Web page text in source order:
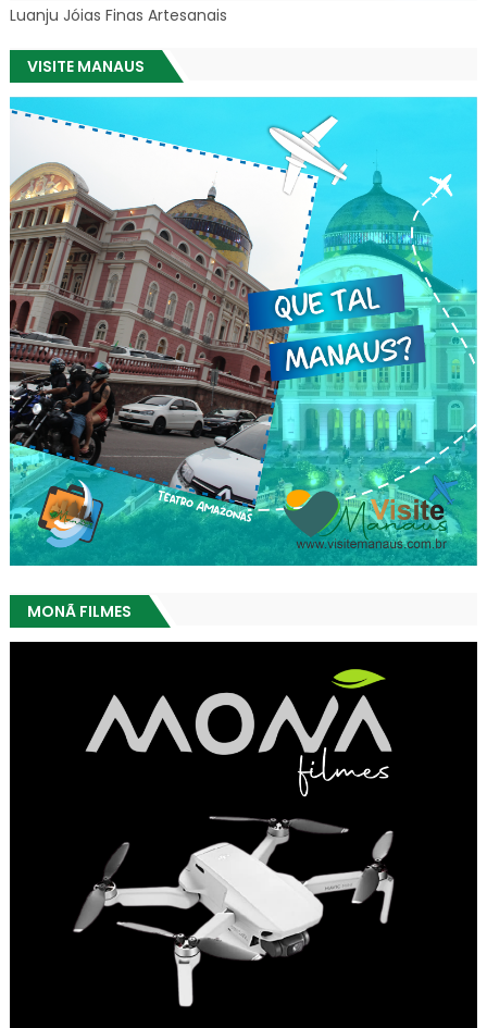
Luanju Jóias Finas Artesanais
VISITE MANAUS
MONÃ FILMES